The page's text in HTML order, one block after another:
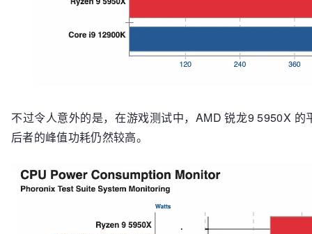
不过令人意外的是，在游戏测试中，AMD 锐龙9 5950X
后者的峰值功耗仍然较高。